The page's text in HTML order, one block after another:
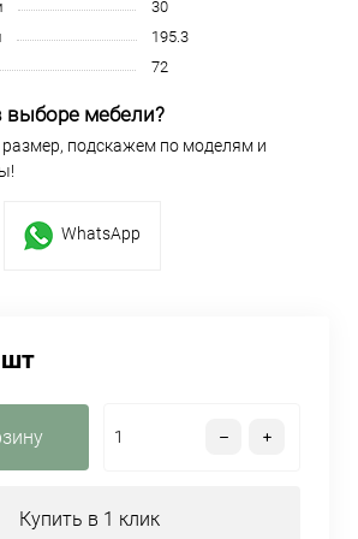
30
195.3
72
выборе мебели?
подскажем по моделям и
WhatsApp
Купить в 1 клик